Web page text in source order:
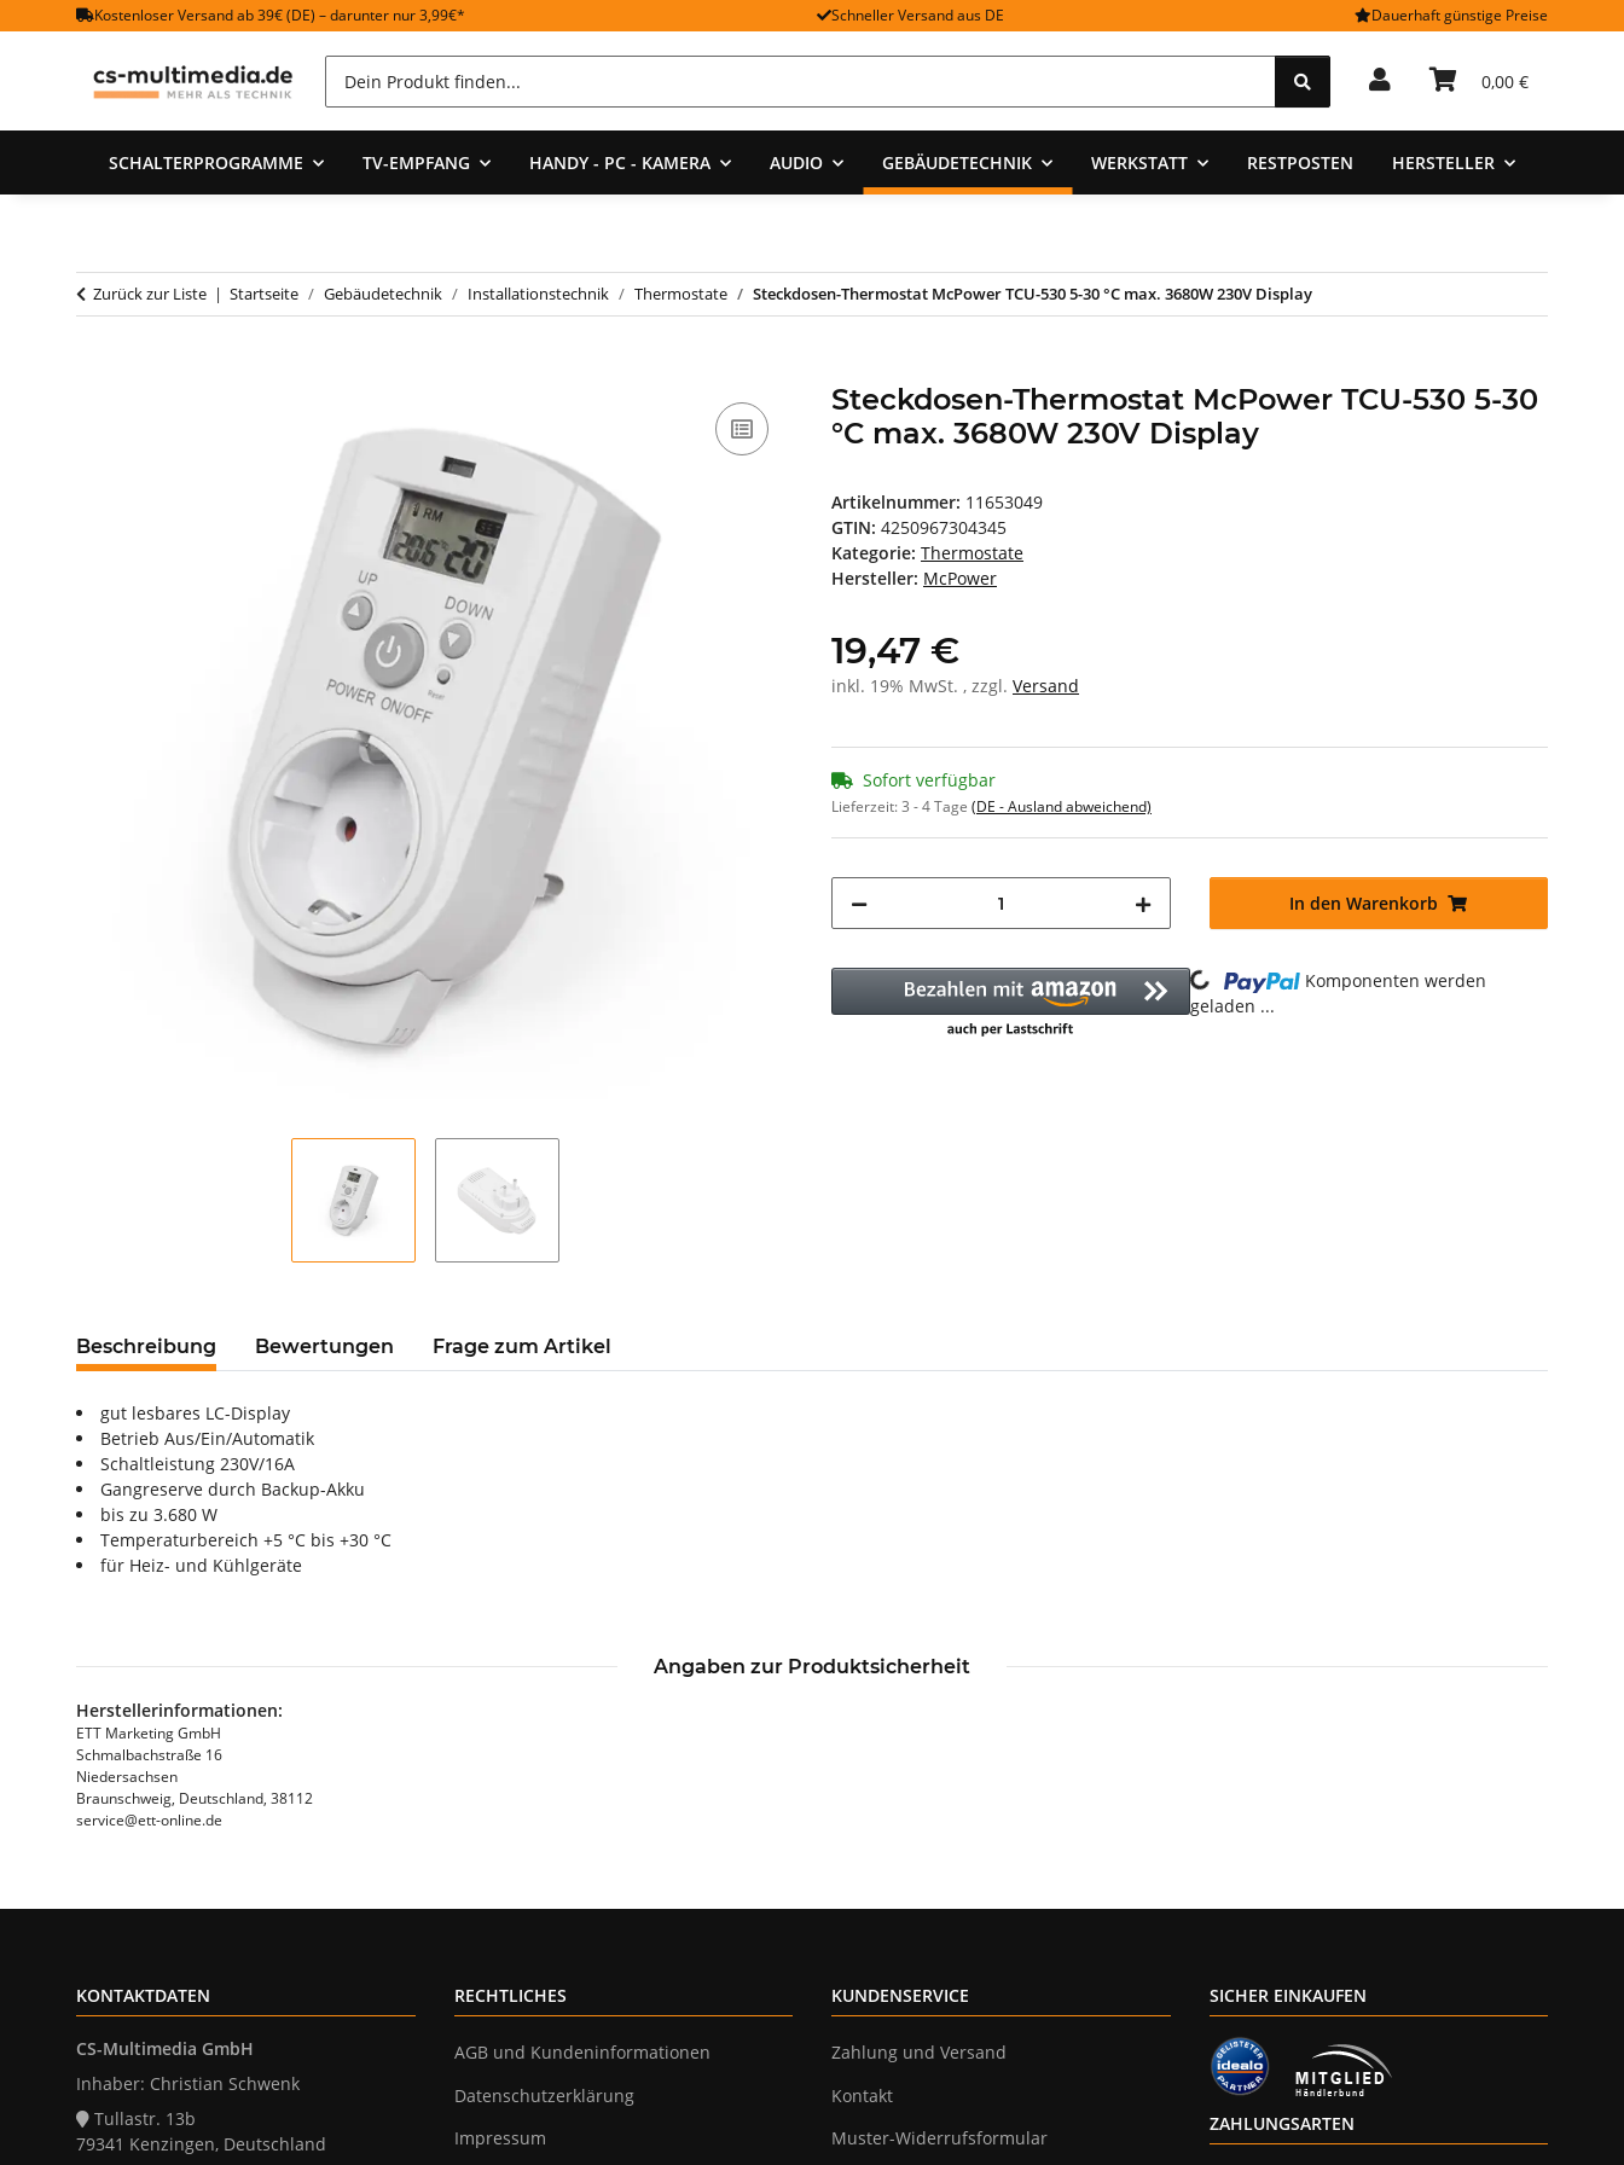
Kostenloser Versand ab 39€ (DE) – darunter nur 3,99€* Schneller Versand aus DE Dauerhaft günstige Preise
0,00 €
SCHALTERPROGRAMME TV-EMPFANG HANDY - PC - KAMERA AUDIO GEBÄUDETECHNIK WERKSTATT RESTPOSTEN HERSTELLER
Zurück zur Liste Startseite Gebäudetechnik Installationstechnik Thermostate Steckdosen-Thermostat McPower TCU-530 5-30 °C max. 3680W 230V Display
Steckdosen-Thermostat McPower TCU-530 5-30
°C max. 3680W 230V Display
Artikelnummer: 11653049
GTIN: 4250967304345
Kategorie: Thermostate
Hersteller: McPower
19,47 €
inkl. 19% MwSt. , zzgl. Versand
Sofort verfügbar
Lieferzeit:3 - 4 Tage (DE - Ausland abweichend)
In den Warenkorb
Loading...
Komponenten werden
geladen ...
Beschreibung Bewertungen Frage zum Artikel
gut lesbares LC-Display
Betrieb Aus/Ein/Automatik
Schaltleistung 230V/16A
Gangreserve durch Backup-Akku
bis zu 3.680 W
Temperaturbereich +5 °C bis +30 °C
für Heiz- und Kühlgeräte
Angaben zur Produktsicherheit
Herstellerinformationen:
ETT Marketing GmbH
Schmalbachstraße 16
Niedersachsen
Braunschweig, Deutschland, 38112
service@ett-online.de
KONTAKTDATEN
CS-Multimedia GmbH
Inhaber: Christian Schwenk
Tullastr. 13b
79341 Kenzingen, Deutschland
RECHTLICHES
AGB und Kundeninformationen
Datenschutzerklärung
Impressum
KUNDENSERVICE
Zahlung und Versand
Kontakt
Muster-Widerrufsformular
SICHER EINKAUFEN
ZAHLUNGSARTEN